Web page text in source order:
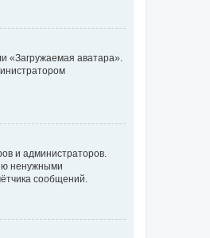
«Загружаемая аватара».
и администраторов.
ненужными
сообщений.